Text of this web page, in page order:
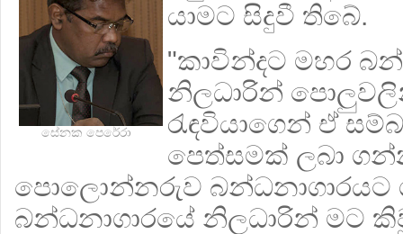
සේනක පෙරේරා
යාමට සිදුවී තිබේ.
"කාවින්දට මහර
නිලධාරින්
රැඳවියාගෙන් ඒ
පෙත්සමක් ලබා
පොලොන්නරුව බන්ධනාගාරයට
බන්ධනාගාරයේ නිලධාරින් මට